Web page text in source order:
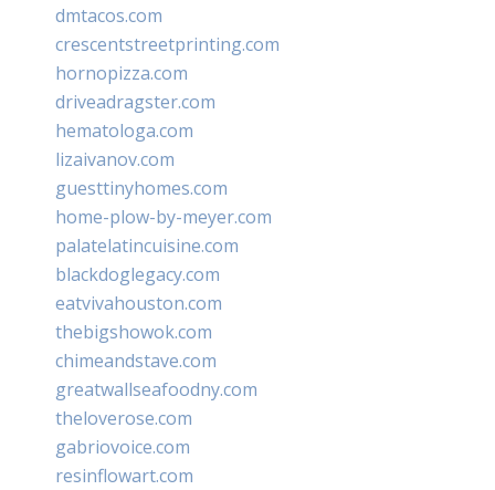
dmtacos.com
crescentstreetprinting.com
hornopizza.com
driveadragster.com
hematologa.com
lizaivanov.com
guesttinyhomes.com
home-plow-by-meyer.com
palatelatincuisine.com
blackdoglegacy.com
eatvivahouston.com
thebigshowok.com
chimeandstave.com
greatwallseafoodny.com
theloverose.com
gabriovoice.com
resinflowart.com